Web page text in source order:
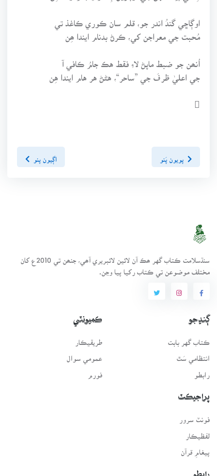
اوڳاڇي گندُ اندر جو، قلم سان ڪوري ڪاغذ تي
مُحبت جي معراجن کي، ڪرڻ بدنام ايندا ھِن
اُنھن جو ضبط ماپڻ لاءِ فقط هڪ جامُ ڪافي آ
جي اعليٰ ظرفَ جي ”ساحر“، هڻڻ هر هام ايندا هِن

اڳيون پنو
سنڌسلامت ڪتاب گهر ھڪ آن لائين لائبريري آھي، جنھن تي 2010ع کان
مختلف موضوعن تي ڪتاب رکيا پيا وڃن.
ڳنڍجو
ڪتاب گهر بابت
انتظامي سَٿ
رابطو
ڪميونٽي
طريقيڪار
عمومي سوال
فورم
پراجيڪٽ
فونٽ سرور
لفظيڪار
پيغامِ قرآن